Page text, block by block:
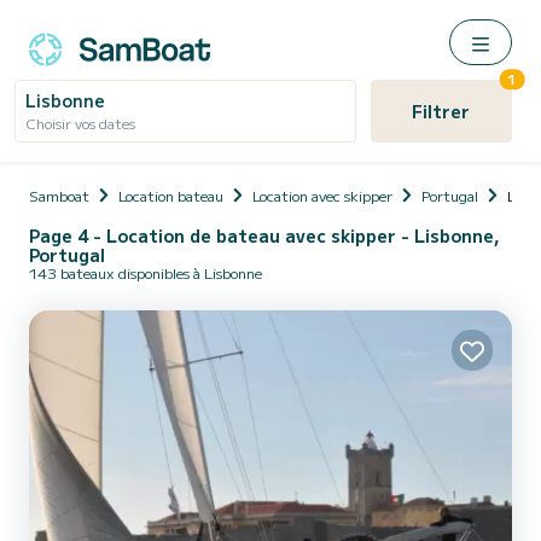
Lisbonne
Choisir vos dates Filtrer
1
Samboat Location bateau Location avec skipper Portugal
Page 4 - Location de bateau avec skipper - Lisbonne,
Portugal
143 bateaux disponibles à Lisbonne